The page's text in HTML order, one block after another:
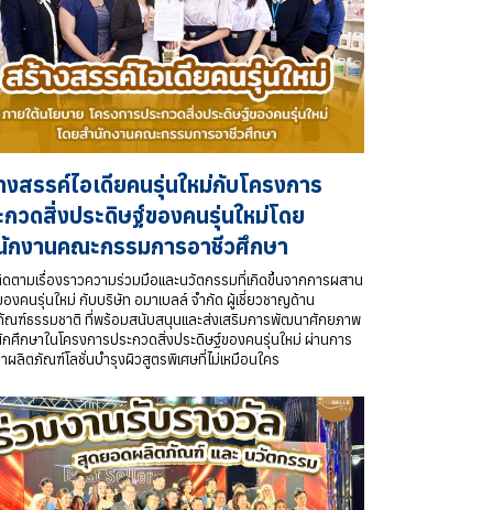
สรรค์ไอเดียคนรุ่นใหม่กับโครงการ
กวดสิ่งประดิษฐ์ของคนรุ่นใหม่โดย
กงานคณะกรรมการอาชีวศึกษา
ตามเรื่องราวความร่วมมือและนวัตกรรมที่เกิดขึ้นจากการผสาน
งคนรุ่นใหม่ กับบริษัท อมาเบลล์ จำกัด ผู้เชี่ยวชาญด้าน
ฑ์ธรรมชาติ ที่พร้อมสนับสนุนและส่งเสริมการพัฒนาศักยภาพ
ศึกษาในโครงการประกวดสิ่งประดิษฐ์ของคนรุ่นใหม่ ผ่านการ
ลิตภัณฑ์โลชั่นบำรุงผิวสูตรพิเศษที่ไม่เหมือนใคร